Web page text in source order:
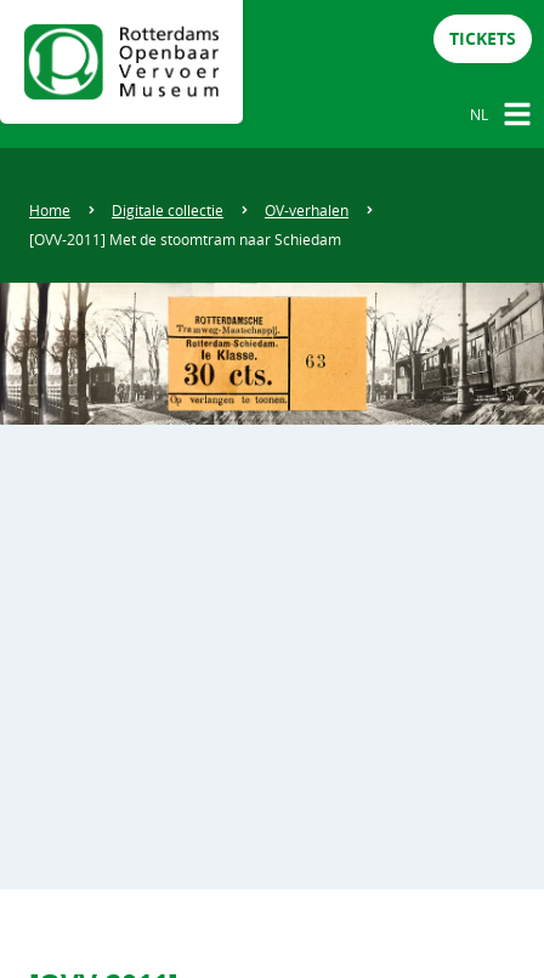
TICKETS
NL
Home Digitale collectie
OV-verhalen
[OVV-2011] Met de stoomtram naar Schiedam